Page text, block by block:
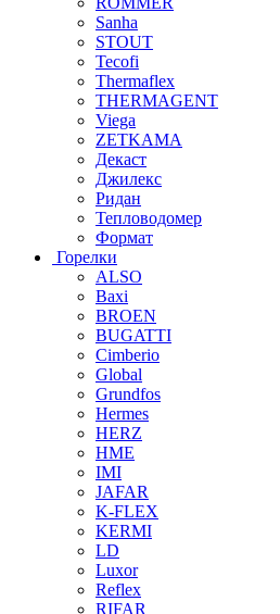
Sanha
STOUT
Tecofi
Thermaflex
THERMAGENT
Viega
ZETKAMA
Декаст
Джилекс
Ридан
Тепловодомер
Формат
Горелки
ALSO
Baxi
BROEN
BUGATTI
Cimberio
Global
Grundfos
Hermes
HERZ
HME
IMI
JAFAR
K-FLEX
KERMI
LD
Luxor
Reflex
RIFAR